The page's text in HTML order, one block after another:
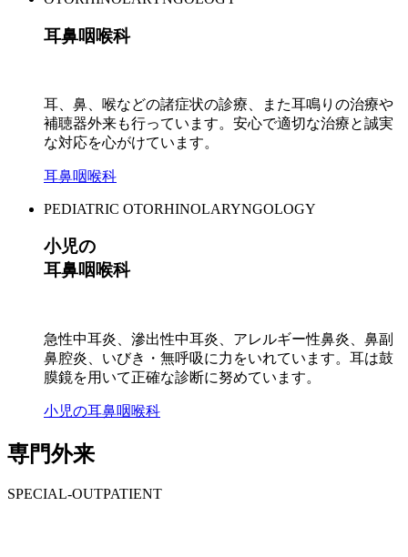
耳鼻咽喉科
耳、鼻、喉などの諸症状の診療、また耳鳴りの治療や
補聴器外来も行っています。安心で適切な治療と誠実
な対応を心がけています。
耳鼻咽喉科
PEDIATRIC OTORHINOLARYNGOLOGY
小児の
耳鼻咽喉科
急性中耳炎、滲出性中耳炎、アレルギー性鼻炎、鼻副
鼻腔炎、いびき・無呼吸に力をいれています。耳は鼓
膜鏡を用いて正確な診断に努めています。
小児の耳鼻咽喉科
専門外来
SPECIAL-OUTPATIENT